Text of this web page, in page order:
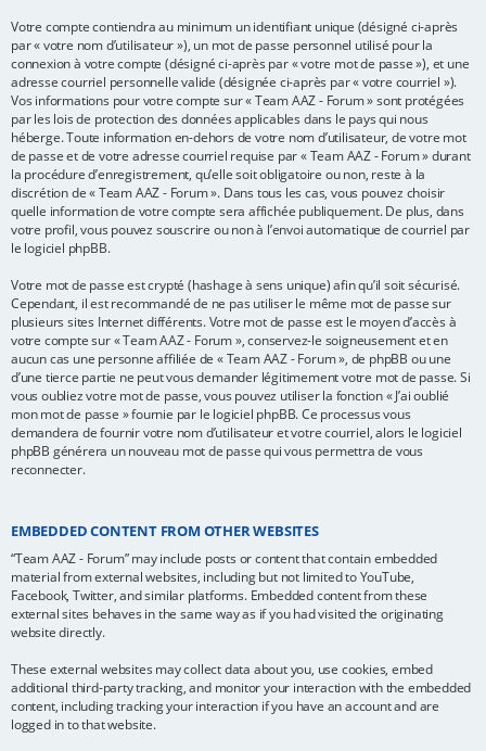
Votre compte contiendra au minimum un identifiant unique (désigné ci-après
par « votre nom d’utilisateur »), un mot de passe personnel utilisé pour la
connexion à votre compte (désigné ci-après par « votre mot de passe »), et une
adresse courriel personnelle valide (désignée ci-après par « votre courriel »).
Vos informations pour votre compte sur « Team AAZ - Forum » sont protégées
par les lois de protection des données applicables dans le pays qui nous
héberge. Toute information en-dehors de votre nom d’utilisateur, de votre mot
de passe et de votre adresse courriel requise par « Team AAZ - Forum » durant
la procédure d’enregistrement, qu’elle soit obligatoire ou non, reste à la
discrétion de « Team AAZ - Forum ». Dans tous les cas, vous pouvez choisir
quelle information de votre compte sera affichée publiquement. De plus, dans
votre profil, vous pouvez souscrire ou non à l’envoi automatique de courriel par
le logiciel phpBB.
Votre mot de passe est crypté (hashage à sens unique) afin qu’il soit sécurisé.
Cependant, il est recommandé de ne pas utiliser le même mot de passe sur
plusieurs sites Internet différents. Votre mot de passe est le moyen d’accès à
votre compte sur « Team AAZ - Forum », conservez-le soigneusement et en
aucun cas une personne affiliée de « Team AAZ - Forum », de phpBB ou une
d’une tierce partie ne peut vous demander légitimement votre mot de passe. Si
vous oubliez votre mot de passe, vous pouvez utiliser la fonction « J’ai oublié
mon mot de passe » fournie par le logiciel phpBB. Ce processus vous
demandera de fournir votre nom d’utilisateur et votre courriel, alors le logiciel
phpBB générera un nouveau mot de passe qui vous permettra de vous
reconnecter.
EMBEDDED CONTENT FROM OTHER WEBSITES
“Team AAZ - Forum” may include posts or content that contain embedded
material from external websites, including but not limited to YouTube,
Facebook, Twitter, and similar platforms. Embedded content from these
external sites behaves in the same way as if you had visited the originating
website directly.
These external websites may collect data about you, use cookies, embed
additional third-party tracking, and monitor your interaction with the embedded
content, including tracking your interaction if you have an account and are
logged in to that website.